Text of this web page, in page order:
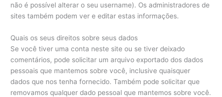
não é possível alterar o seu username). Os administradores de
sites também podem ver e editar estas informações.
Quais os seus direitos sobre seus dados
Se você tiver uma conta neste site ou se tiver deixado
comentários, pode solicitar um arquivo exportado dos dados
pessoais que mantemos sobre você, inclusive quaisquer
dados que nos tenha fornecido. Também pode solicitar que
removamos qualquer dado pessoal que mantemos sobre você.